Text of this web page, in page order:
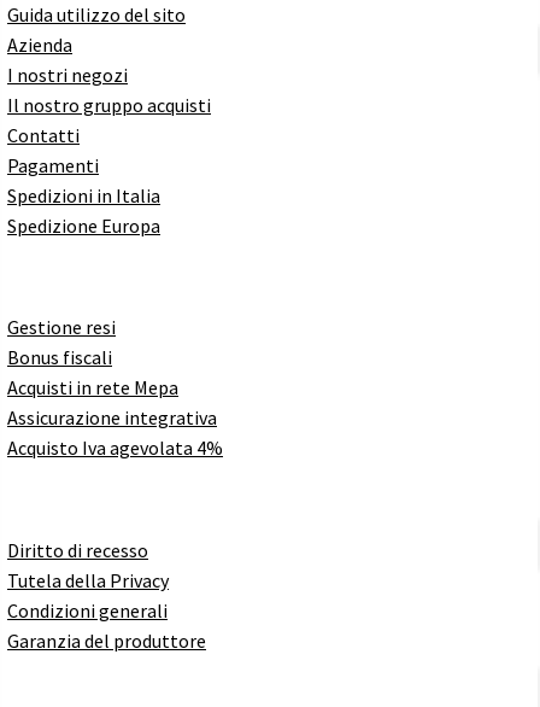
Guida utilizzo del sito
Azienda
I nostri negozi
Il nostro gruppo acquisti
Contatti
Pagamenti
Spedizioni in Italia
Spedizione Europa
Gestione resi
Bonus fiscali
Acquisti in rete Mepa
Assicurazione integrativa
Acquisto Iva agevolata 4%
Diritto di recesso
Tutela della Privacy
Condizioni generali
Garanzia del produttore